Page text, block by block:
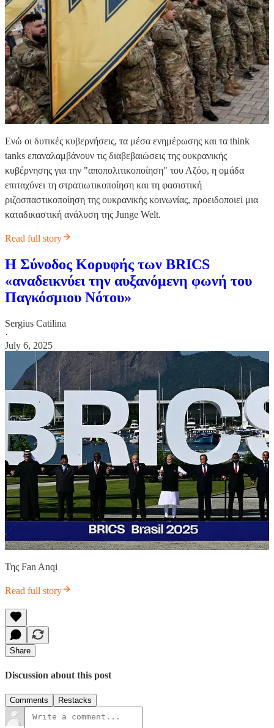
Ενώ οι δυτικές κυβερνήσεις, τα μέσα ενημέρωσης και τα think
tanks επαναλαμβάνουν τις διαβεβαιώσεις της ουκρανικής
κυβέρνησης για την "αποπολιτικοποίηση" του Αζόφ, η ομάδα
επιταχύνει τη στρατιωτικοποίηση και τη φασιστική
ριζοσπαστικοποίηση της ουκρανικής κοινωνίας, προειδοποιεί μια
καταδικαστική ανάλυση της Junge Welt.
Read full story
Η Σύνοδος Κορυφής των BRICS
«αναδεικνύει την αυξανόμενη φωνή του
Παγκόσμιου Νότου»
Sergius Catilina
·
July 6, 2025
Της Fan Anqi
Read full story
Share
Discussion about this post
Comments Restacks